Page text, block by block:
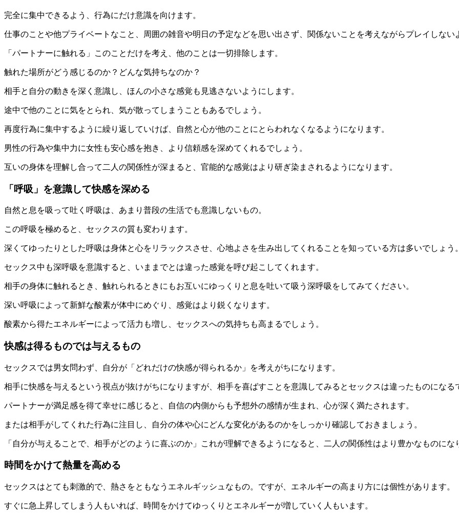
完全に集中できるよう、行為にだけ意識を向けます。
仕事のことや他プライベートなこと、周囲の雑音や明日の予定などを思い出さず、関係ないことを考えながらプレイしない
「パートナーに触れる」このことだけを考え、他のことは一切排除します。
触れた場所がどう感じるのか？どんな気持ちなのか？
相手と自分の動きを深く意識し、ほんの小さな感覚も見逃さないようにします。
途中で他のことに気をとられ、気が散ってしまうこともあるでしょう。
再度行為に集中するように繰り返していけば、自然と心が他のことにとらわれなくなるようになります。
男性の行為や集中力に女性も安心感を抱き、より信頼感を深めてくれるでしょう。
互いの身体を理解し合って二人の関係性が深まると、官能的な感覚はより研ぎ染まされるようになります。
「呼吸」を意識して快感を深める
自然と息を吸って吐く呼吸は、あまり普段の生活でも意識しないもの。
この呼吸を極めると、セックスの質も変わります。
深くてゆったりとした呼吸は身体と心をリラックスさせ、心地よさを生み出してくれることを知っている方は多いでしょう。
セックス中も深呼吸を意識すると、いままでとは違った感覚を呼び起こしてくれます。
相手の身体に触れるとき、触れられるときにもお互いにゆっくりと息を吐いて吸う深呼吸をしてみてください。
深い呼吸によって新鮮な酸素が体中にめぐり、感覚はより鋭くなります。
酸素から得たエネルギーによって活力も増し、セックスへの気持ちも高まるでしょう。
快感は得るものでは与えるもの
セックスでは男女問わず、自分が「どれだけの快感が得られるか」を考えがちになります。
相手に快感を与えるという視点が抜けがちになりますが、相手を喜ばすことを意識してみるとセックスは違ったものになる
パートナーが満足感を得て幸せに感じると、自信の内側からも予想外の感情が生まれ、心が深く満たされます。
または相手がしてくれた行為に注目し、自分の体や心にどんな変化があるのかをしっかり確認しておきましょう。
「自分が与えることで、相手がどのように喜ぶのか」これが理解できるようになると、二人の関係性はより豊かなものに
時間をかけて熱量を高める
セックスはとても刺激的で、熱さをともなうエネルギッシュなもの。ですが、エネルギーの高まり方には個性があります。
すぐに急上昇してしまう人もいれば、時間をかけてゆっくりとエネルギーが増していく人もいます。